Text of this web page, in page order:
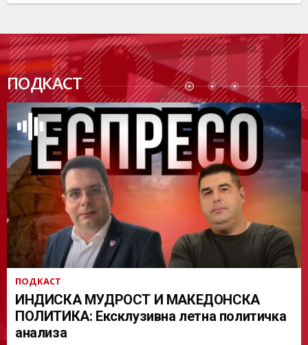
ПОДКАСТ
ПОДК
АСТ
ПОДКАСТ
ИНДИСКА МУДРОСТ И МАКЕДОНСКА
ПОЛИТИКА: Ексклузивна летна политичка
анализа